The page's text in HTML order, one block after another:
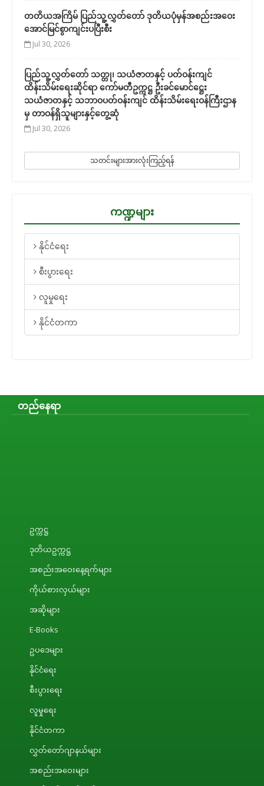
တတိယအကြိမ် ပြည်သူ့လွှတ်တော် ဒုတိယပုံမှန်အစည်းအဝေး
အောင်မြင်စွာကျင်းပပြီးစီး
Jul 30, 2026
ပြည်သူ့လွှတ်တော် သတ္တု၊ သယံဇာတနှင့် ပတ်ဝန်းကျင်
ထိန်းသိမ်းရေးဆိုင်ရာ ကော်မတီဥက္ကဋ္ဌ ဦးခင်မောင်ဋ္ဌေး
သယံဇာတနှင့် သဘာဝပတ်ဝန်းကျင် ထိန်းသိမ်းရေးဝန်ကြီးဌာန
မှ တာဝန်ရှိသူများနှင့်တွေ့ဆုံ
Jul 30, 2026
သတင်းများအားလုံးကြည့်ရန်
ကဏ္ဍများ
နိုင်ငံရေး
စီးပွားရေး
လူမှုရေး
နိုင်ငံတကာ
တည်နေရာ
ဥက္ကဋ္ဌ
ဒုတိယဥက္ကဋ္ဌ
အစည်းအဝေးနေ့ရက်များ
ကိုယ်စားလှယ်များ
အဆိုများ
E-Books
ဥပဒေများ
နိုင်ငံရေး
စီးပွားရေး
လူမှုရေး
နိုင်ငံတကာ
လွှတ်တော်ဂျာနယ်များ
အစည်းအဝေးများ